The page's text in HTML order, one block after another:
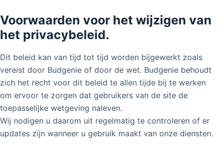
Voorwaarden voor het wijzigen van
het privacybeleid.
Dit beleid kan van tijd tot tijd worden bijgewerkt zoals
vereist door Budgenie of door de wet. Budgenie behoudt
zich het recht voor dit beleid te allen tijde bij te werken
om ervoor te zorgen dat gebruikers van de site de
toepasselijke wetgeving naleven.
Wij nodigen u daarom uit regelmatig te controleren of er
updates zijn wanneer u gebruik maakt van onze diensten.